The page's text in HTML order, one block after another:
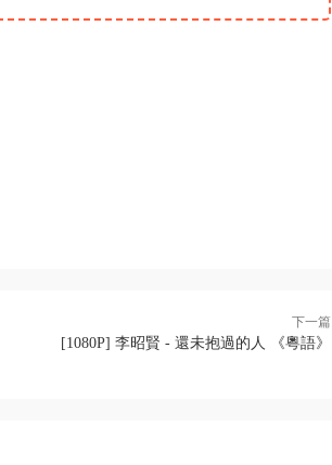
下一篇
[1080P] 李昭賢 - 還未抱過的人 《粵語》